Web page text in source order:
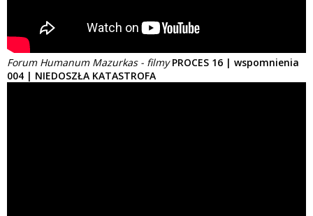
Forum Humanum Mazurkas - filmy PROCES 16 | wspomnienia
004 | NIEDOSZŁA KATASTROFA